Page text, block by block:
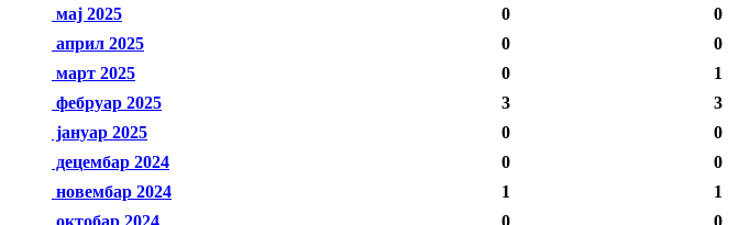
мај 2025
0 0
април 2025
0 0
март 2025
0 1
фебруар 2025
3 3
јануар 2025
0 0
децембар 2024
0 0
новембар 2024
1 1